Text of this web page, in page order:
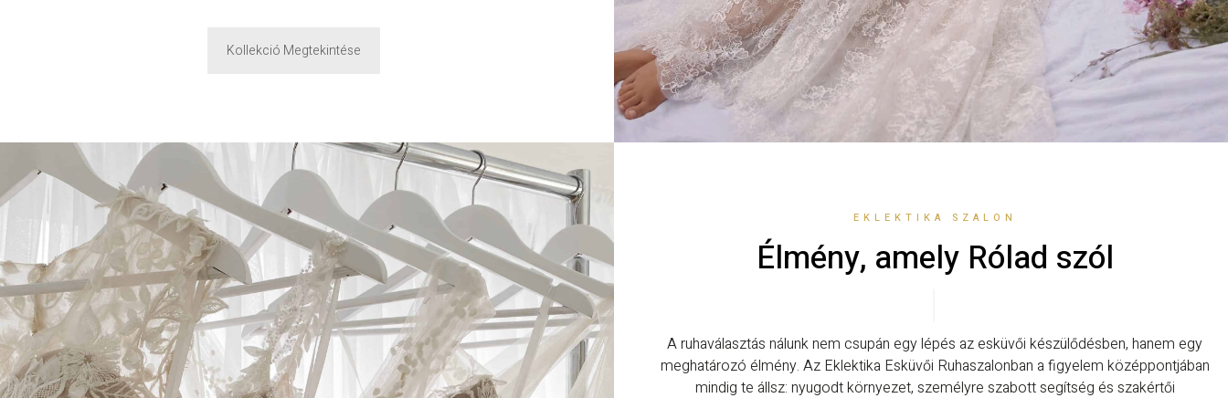
Kollekció Megtekintése
EKLEKTIKA SZALON
Élmény, amely Rólad szól
A ruhaválasztás nálunk nem csupán egy lépés az esküvői készülődésben, hanem egy
meghatározó élmény. Az Eklektika Esküvői Ruhaszalonban a figyelem középpontjában
mindig te állsz: nyugodt környezet, személyre szabott segítség és szakértői